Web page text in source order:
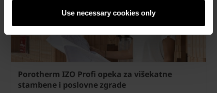
Use necessary cookies only
Porotherm IZO Profi opeka za višekatne
stambene i poslovne zgrade